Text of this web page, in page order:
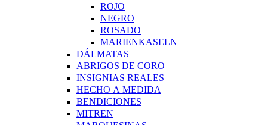
ROJO
NEGRO
ROSADO
MARIENKASELN
DÁLMATAS
ABRIGOS DE CORO
INSIGNIAS REALES
HECHO A MEDIDA
BENDICIONES
MITREN